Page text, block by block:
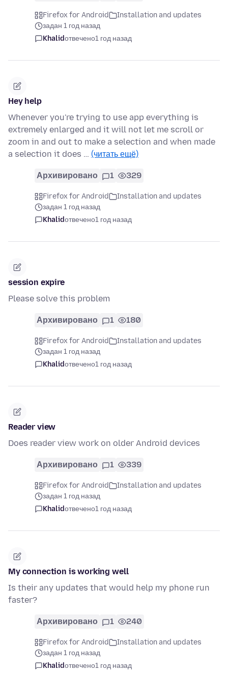
Firefox for Android
Installation and updates
задан 1 год назад
Khalidотвечено1 год назад
Hey help
Whenever you're trying to use app everything is
extremely enlarged and it will not let me scroll or
zoom in and out to make a selection and when made
a selection it does … (читать ещё)
Архивировано 1 329
Firefox for Android
Installation and updates
задан 1 год назад
Khalidотвечено1 год назад
session expire
Please solve this problem
Архивировано 1 180
Firefox for Android
Installation and updates
задан 1 год назад
Khalidотвечено1 год назад
Reader view
Does reader view work on older Android devices
Архивировано 1 339
Firefox for Android
Installation and updates
задан 1 год назад
Khalidотвечено1 год назад
My connection is working well
Is their any updates that would help my phone run
faster?
Архивировано 1 240
Firefox for Android
Installation and updates
задан 1 год назад
Khalidотвечено1 год назад